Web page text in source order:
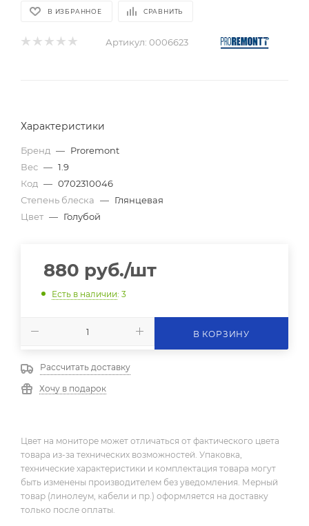
В ИЗБРАННОЕ СРАВНИТЬ
Артикул: 0006623
Характеристики
Бренд — Proremont
Вес — 1.9
Код — 0702310046
Степень блеска — Глянцевая
Цвет — Голубой
880 руб./шт
Есть в наличии: 3
В КОРЗИНУ
Рассчитать доставку
Хочу в подарок
Цвет на мониторе может отличаться от фактического цвета
товара из-за технических возможностей. Упаковка,
технические характеристики и комплектация товара могут
быть изменены производителем без уведомления. Мерный
товар (линолеум, кабели и пр.) оформляется на доставку
только после оплаты.